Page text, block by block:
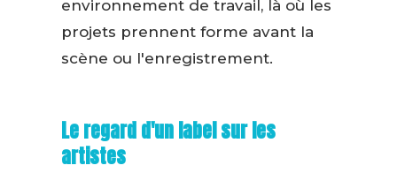
environnement de travail, là où les
projets prennent forme avant la
scène ou l'enregistrement.
Le regard d'un label sur les
artistes